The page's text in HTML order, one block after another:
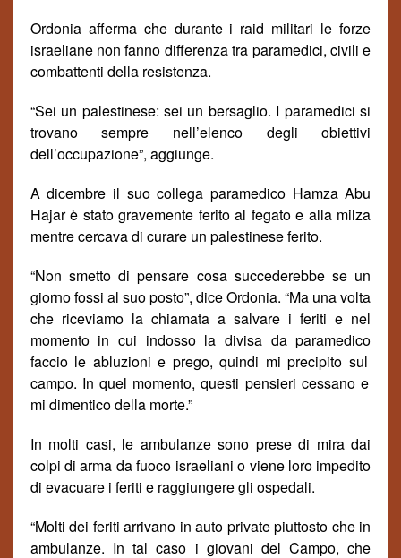
Ordonia afferma che durante i raid militari le forze
israeliane non fanno differenza tra paramedici, civili e
combattenti della resistenza.
“Sei un palestinese: sei un bersaglio. I paramedici si
trovano sempre nell’elenco degli obiettivi
dell’occupazione”, aggiunge.
A dicembre il suo collega paramedico Hamza Abu
Hajar è stato gravemente ferito al fegato e alla milza
mentre cercava di curare un palestinese ferito.
“Non smetto di pensare cosa succederebbe se un
giorno fossi al suo posto”, dice Ordonia. “Ma una volta
che riceviamo la chiamataasalvare i feriti e nel
momento in cui indosso la divisa da paramedico
facciole abluzioni e prego, quindi mi precipito sul
campo. In quel momento, questi pensieri cessano e
mi dimentico della morte.”
In molti casi, le ambulanze sono prese di mira dai
colpi di arma da fuoco israeliani o viene loro impedito
di evacuare i feriti e raggiungere gli ospedali.
“Molti dei feriti arrivano in auto private piuttosto che in
ambulanze. In talcaso i giovani delCampo, che